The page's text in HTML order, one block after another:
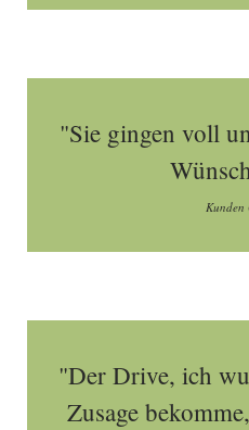
"Sie gingen voll
Kunden
"Der Drive, ich
Zusage